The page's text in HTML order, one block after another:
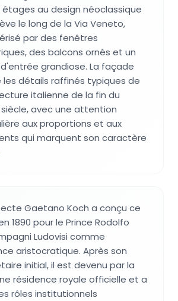
au design néoclassique
le long de la Via Veneto,
par des fenêtres
des balcons ornés et un
grandiose. La façade
détails raffinés typiques de
italienne de la fin du
siècle, avec une attention
aux proportions et aux
qui marquent son caractère
Gaetano Koch a conçu ce
1890 pour le Prince Rodolfo
Ludovisi comme
aristocratique. Après son
initial, il est devenu par la
résidence royale officielle et a
rôles institutionnels